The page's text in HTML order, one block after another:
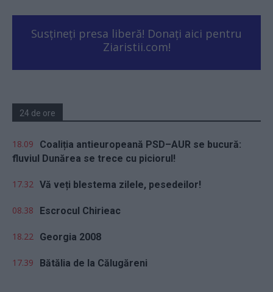
Susțineți presa liberă! Donați aici pentru
Ziaristii.com!
24 de ore
18.09
Coaliția antieuropeană PSD–AUR se bucură:
fluviul Dunărea se trece cu piciorul!
17.32 Vă veți blestema zilele, pesedeilor!
08.38 Escrocul Chirieac
18.22 Georgia 2008
17.39 Bătălia de la Călugăreni